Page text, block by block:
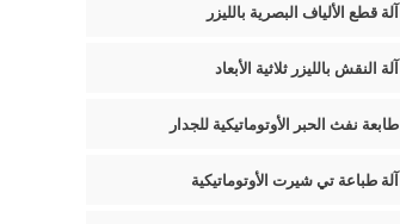
آلة قطع الألياف البصرية بالليزر
آلة النقش بالليزر ثلاثية الأبعاد
طابعة نفث الحبر الأوتوماتيكية للجدار
آلة طباعة تي شيرت الأوتوماتيكية